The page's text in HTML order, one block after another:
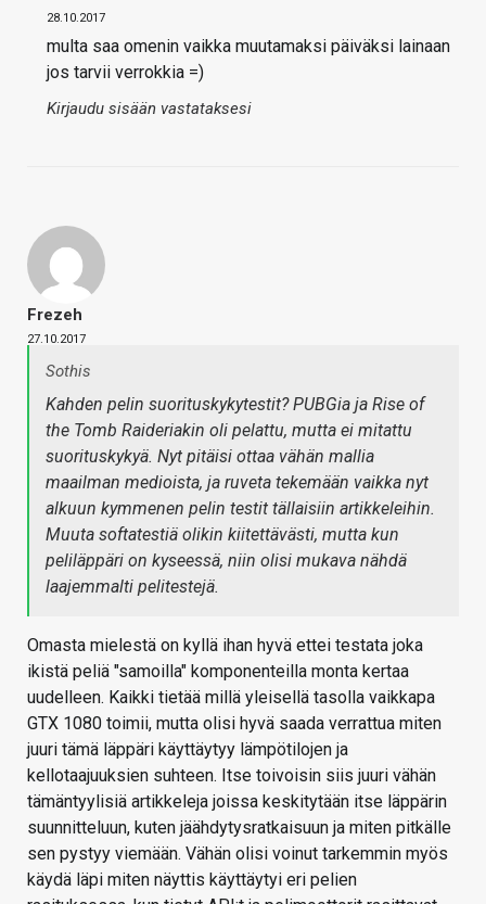
28.10.2017
multa saa omenin vaikka muutamaksi päiväksi lainaan
jos tarvii verrokkia =)
Kirjaudu sisään vastataksesi
Frezeh
27.10.2017
Sothis
Kahden pelin suorituskykytestit? PUBGia ja Rise of
the Tomb Raideriakin oli pelattu, mutta ei mitattu
suorituskykyä. Nyt pitäisi ottaa vähän mallia
maailman medioista, ja ruveta tekemään vaikka nyt
alkuun kymmenen pelin testit tällaisiin artikkeleihin.
Muuta softatestiä olikin kiitettävästi, mutta kun
peliläppäri on kyseessä, niin olisi mukava nähdä
laajemmalti pelitestejä.
Omasta mielestä on kyllä ihan hyvä ettei testata joka
ikistä peliä "samoilla" komponenteilla monta kertaa
uudelleen. Kaikki tietää millä yleisellä tasolla vaikkapa
GTX 1080 toimii, mutta olisi hyvä saada verrattua miten
juuri tämä läppäri käyttäytyy lämpötilojen ja
kellotaajuuksien suhteen. Itse toivoisin siis juuri vähän
tämäntyylisiä artikkeleja joissa keskitytään itse läppärin
suunnitteluun, kuten jäähdytysratkaisuun ja miten pitkälle
sen pystyy viemään. Vähän olisi voinut tarkemmin myös
käydä läpi miten näyttis käyttäytyi eri pelien